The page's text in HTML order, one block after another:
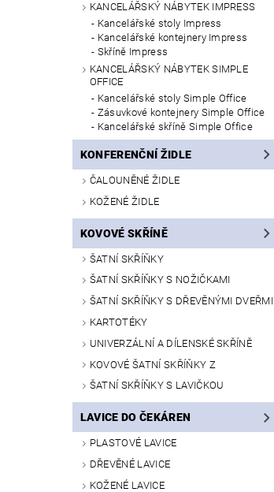
KANCELÁŘSKÝ NÁBYTEK IMPRESS
Kancelářské stoly Impress
Kancelářské kontejnery Impress
Skříně Impress
KANCELÁŘSKÝ NÁBYTEK SIMPLE
OFFICE
Kancelářské stoly Simple Office
Zásuvkové kontejnery Simple Office
Kancelářské skříně Simple Office
KONFERENČNÍ ŽIDLE
ČALOUNĚNÉ ŽIDLE
KOŽENÉ ŽIDLE
KOVOVÉ SKŘÍNĚ
ŠATNÍ SKŘÍŇKY
ŠATNÍ SKŘÍŇKY S NOŽIČKAMI
ŠATNÍ SKŘÍŇKY S DŘEVĚNÝMI DVEŘMI
KARTOTÉKY
UNIVERZÁLNÍ A DÍLENSKÉ SKŘÍNĚ
KOVOVÉ ŠATNÍ SKŘÍŇKY Z
ŠATNÍ SKŘÍŇKY S LAVIČKOU
LAVICE DO ČEKÁREN
PLASTOVÉ LAVICE
DŘEVĚNÉ LAVICE
KOŽENÉ LAVICE